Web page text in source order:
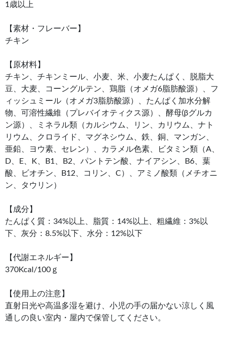
1歳以上
【素材・フレーバー】
チキン
【原材料】
チキン、チキンミール、小麦、米、小麦たんぱく、脱脂大
豆、大麦、コーングルテン、鶏脂（オメガ6脂肪酸源）、フ
ィッシュミール（オメガ3脂肪酸源）、たんぱく加水分解
物、可溶性繊維（プレバイオティクス源）、酵母(βグルカ
ン源）、ミネラル類（カルシウム、リン、カリウム、ナト
リウム、クロライド、マグネシウム、鉄、銅、マンガン、
亜鉛、ヨウ素、セレン）、カラメル色素、ビタミン類（A、
D、E、K、B1、B2、パントテン酸、ナイアシン、B6、葉
酸、ビオチン、B12、コリン、C）、アミノ酸類（メチオニ
ン、タウリン）
【成分】
たんぱく質：34%以上、脂質：14%以上、粗繊維：3%以
下、灰分：8.5%以下、水分：12%以下
【代謝エネルギー】
370Kcal/100ｇ
【使用上の注意】
直射日光や高温多湿を避け、小児の手の届かない涼しく風
通しの良い室内・屋内で保管してください。